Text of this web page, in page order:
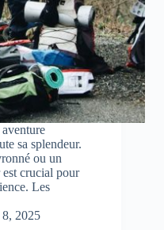
sa splendeur.
ou un
crucial pour
Les
8, 2025